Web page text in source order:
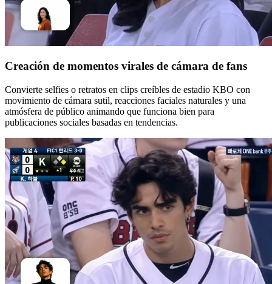
Creación de momentos virales de cámara de fans
Convierte selfies o retratos en clips creíbles de estadio KBO con
movimiento de cámara sutil, reacciones faciales naturales y una
atmósfera de público animando que funciona bien para
publicaciones sociales basadas en tendencias.